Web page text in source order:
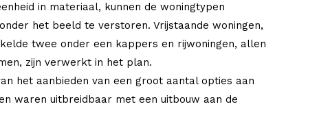
in materiaal, kunnen de woningtypen
het beeld te verstoren. Vrijstaande woningen,
twee onder een kappers en rijwoningen, allen
zijn verwerkt in het plan.
het aanbieden van een groot aantal opties aan
waren uitbreidbaar met een uitbouw aan de